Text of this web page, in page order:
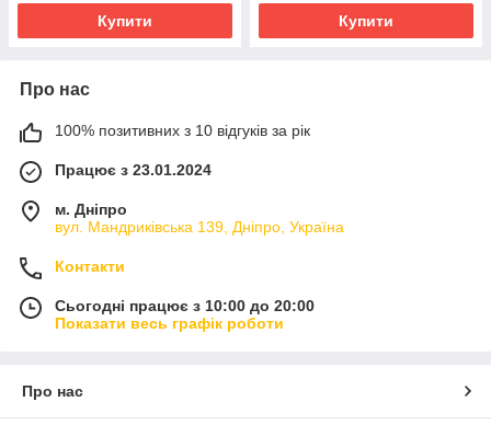
Купити Купити
Про нас
100% позитивних з 10 відгуків за рік
Працює з 23.01.2024
м. Дніпро
вул. Мандриківська 139, Дніпро, Україна
Контакти
Сьогодні працює з 10:00 до 20:00
Показати весь графік роботи
Про нас